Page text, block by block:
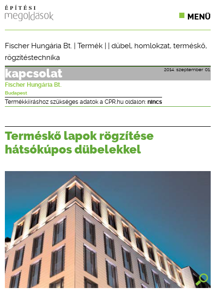
MENÜ
CPR TERMÉKKIÍRÁS
ÉPÍTÉSI JOG
ONLINE KÉPZÉSEK
TERVEZÉSI SEGÉDLETEK
Fischer Hungária Bt. | Termék | | dübel, homlokzat, terméskő,
rögzítéstechnika
2014. szeptember 01.
kapcsolat
Fischer Hungária Bt.
Budapest
Termékkiíráshoz szükséges adatok a CPR.hu oldalon: nincs
Terméskő lapok rögzítése
hátsókúpos dübelekkel